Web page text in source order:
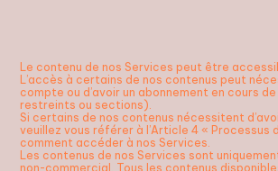
Le contenu de nos Services peut être
L’accès à certains de nos contenus peut
compte ou d’avoir un abonnement en cours
restreints ou sections).
Si certains de nos contenus nécessitent
veuillez vous référer à l’Article 4 « Processus
comment accéder à nos Services.
Les contenus de nos Services sont
non-commercial. Tous les contenus